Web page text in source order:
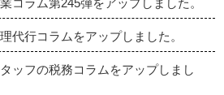
コラム第245弾をアップしました。
代行コラムをアップしました。
ッフの税務コラムをアップしまし